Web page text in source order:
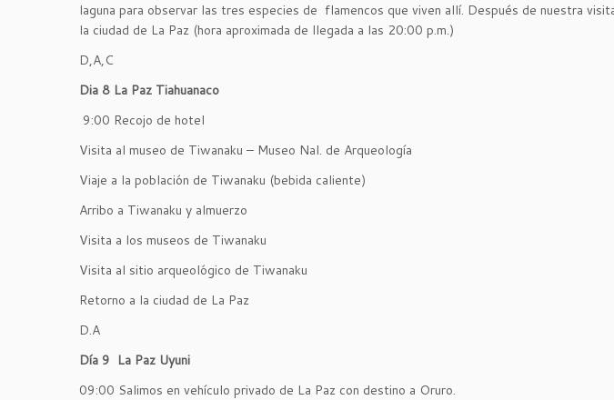
laguna para observar las tres especies de flamencos que viven allí. Después de nuestra
la ciudad de La Paz (hora aproximada de llegada a las 20:00 p.m.)
D,A,C
Dia 8 La Paz Tiahuanaco
9:00 Recojo de hotel
Visita al museo de Tiwanaku – Museo Nal. de Arqueología
Viaje a la población de Tiwanaku (bebida caliente)
Arribo a Tiwanaku y almuerzo
Visita a los museos de Tiwanaku
Visita al sitio arqueológico de Tiwanaku
Retorno a la ciudad de La Paz
D.A
Día 9 La Paz Uyuni
09:00 Salimos en vehículo privado de La Paz con destino a Oruro.